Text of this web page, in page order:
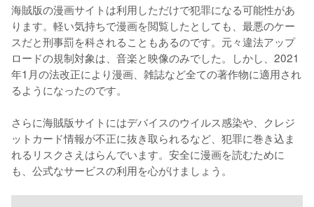
海賊版の漫画サイトは利用しただけで犯罪になる可能性があ
ります。軽い気持ちで漫画を閲覧したとしても、最悪のケー
スだと刑事罰を科されることもあるのです。元々違法アップ
ロードの規制対象は、音楽と映像のみでした。しかし、2021
年1月の法改正により漫画、雑誌など全ての著作物に適用され
るようになったのです。
さらに海賊版サイトにはデバイスのウイルス感染や、クレジ
ットカード情報が不正に抜き取られるなど、犯罪に巻き込ま
れるリスクさえはらんでいます。安全に漫画を読むために
も、公式なサービスの利用を心がけましょう。